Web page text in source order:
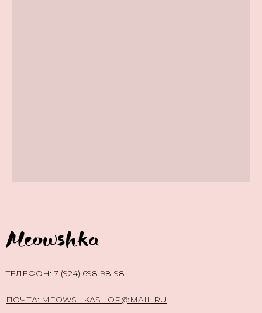
TЕЛЕФОН: 7 (924) 698-98-98
ПОЧТА: MEOWSHKASHOP@MAIL.RU